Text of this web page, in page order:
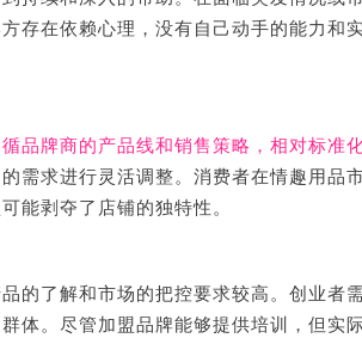
存在依赖心理，没有自己动手的能力和
品牌商的产品线和销售策略，相对标准
的需求进行灵活调整。消费者在情趣用
能剥夺了店铺的独特性。
的了解和市场的把控要求较高。创业者
体。尽管加盟品牌能够提供培训，但实